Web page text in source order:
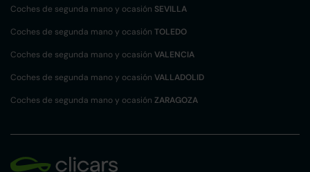
Coches de segunda mano y ocasión SEVILLA
Coches de segunda mano y ocasión TOLEDO
Coches de segunda mano y ocasión VALENCIA
Coches de segunda mano y ocasión VALLADOLID
Coches de segunda mano y ocasión ZARAGOZA